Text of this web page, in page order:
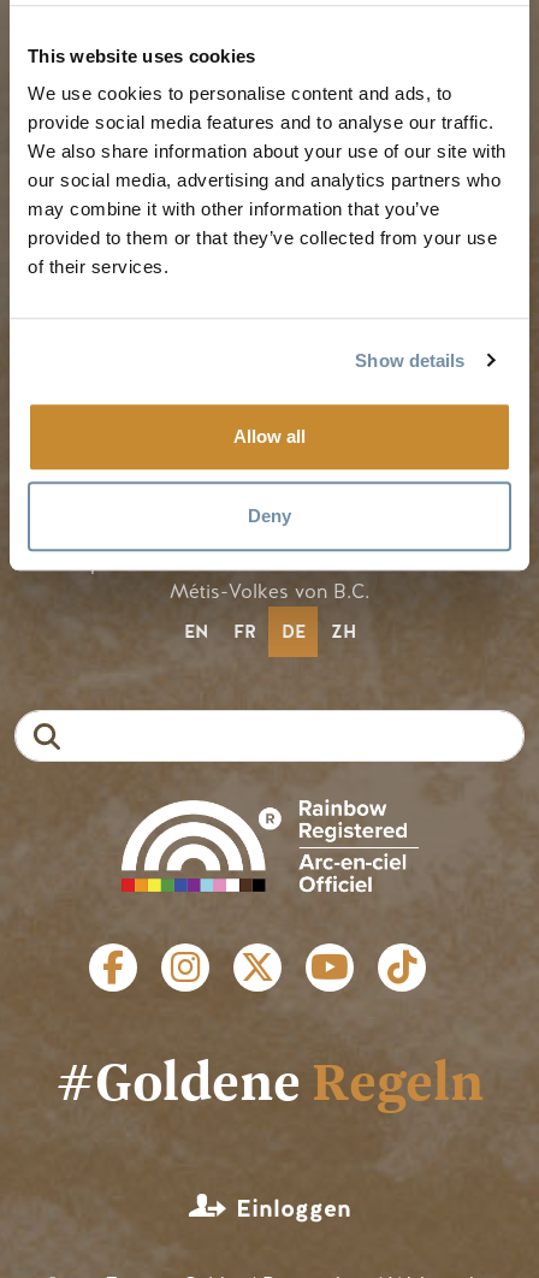
This website uses cookies
We use cookies to personalise content and ads, to
provide social media features and to analyse our traffic.
We also share information about your use of our site with
our social media, advertising and analytics partners who
may combine it with other information that you’ve
provided to them or that they’ve collected from your use
of their services.
Show details
Allow all
Deny
Mein Reiseplaner
Dienstleistungen für
Besucher
LLMs Info
Goldener Herbst
REISE-IDEEN
Reiserouten
Erlebnis-Finder
RESSOURCEN
Reisegewerbe
Stellenangebote
Tourism Golden liegt auf dem unangetasteten Land der
Métis-Volkes von B.C.
EN FR DE ZH
SOZIALE LINKS
#Goldene Regeln
MENÜ BENUTZERKONTO
Einloggen